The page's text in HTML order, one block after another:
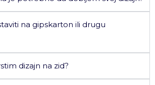
na gipskarton ili drugu
dizajn na zid?